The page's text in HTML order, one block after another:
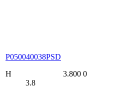
P050040038PSD
H
3.8
3.800 0